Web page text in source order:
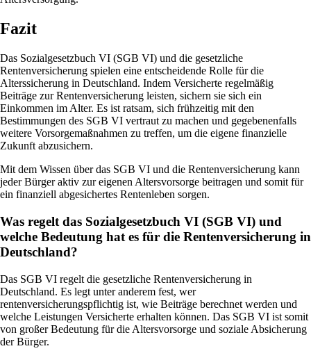
Fazit
Das Sozialgesetzbuch VI (SGB VI) und die gesetzliche
Rentenversicherung spielen eine entscheidende Rolle für die
Alterssicherung in Deutschland. Indem Versicherte regelmäßig
Beiträge zur Rentenversicherung leisten, sichern sie sich ein
Einkommen im Alter. Es ist ratsam, sich frühzeitig mit den
Bestimmungen des SGB VI vertraut zu machen und gegebenenfalls
weitere Vorsorgemaßnahmen zu treffen, um die eigene finanzielle
Zukunft abzusichern.
Mit dem Wissen über das SGB VI und die Rentenversicherung kann
jeder Bürger aktiv zur eigenen Altersvorsorge beitragen und somit für
ein finanziell abgesichertes Rentenleben sorgen.
Was regelt das Sozialgesetzbuch VI (SGB VI) und
welche Bedeutung hat es für die Rentenversicherung in
Deutschland?
Das SGB VI regelt die gesetzliche Rentenversicherung in
Deutschland. Es legt unter anderem fest, wer
rentenversicherungspflichtig ist, wie Beiträge berechnet werden und
welche Leistungen Versicherte erhalten können. Das SGB VI ist somit
von großer Bedeutung für die Altersvorsorge und soziale Absicherung
der Bürger.